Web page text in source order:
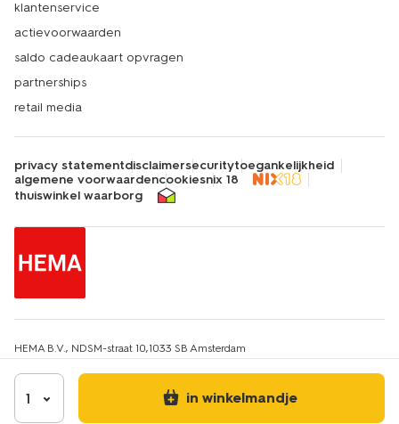
1 in winkelmandje
klantenservice
actievoorwaarden
saldo cadeaukaart opvragen
partnerships
retail media
privacy statementdisclaimersecuritytoegankelijkheid
algemene voorwaardencookiesnix 18
thuiswinkel waarborg
HEMA B.V., NDSM-straat 10,1033 SB Amsterdam
KvK-nummer: 34215639
IBAN: HEMA NL67INGB0651607663
Btw-identificatienummer: NL814217412B01
E-mailadres klantenservice: hemaklantenservice@hema.nl